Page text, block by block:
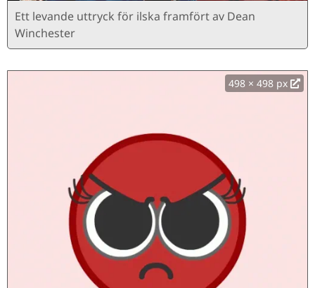
Ett levande uttryck för ilska framfört av Dean
Winchester
498 × 498 px